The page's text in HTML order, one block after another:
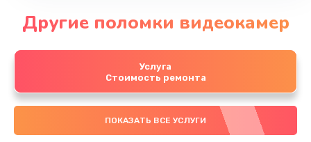
Другие поломки видеокамер
Услуга
Стоимость ремонта
ПОКАЗАТЬ ВСЕ УСЛУГИ